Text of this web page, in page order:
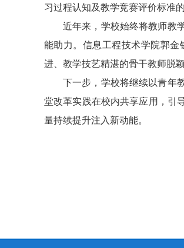
习过程认知及教学竞赛评价标准
近年来，学校始终将教师教
能助力。信息工程技术学院郭
进、教学技艺精湛的骨干教师脱
下一步，学校将继续以青年
堂改革实践在校内共享应用，引
量持续提升注入新动能。